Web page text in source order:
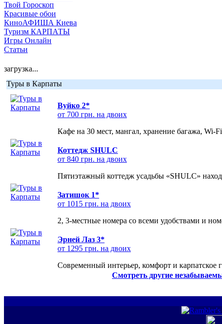
Твой Гороскоп
Красивые обои
КиноАФИША Киева
Туризм КАРПАТЫ
Игры Онлайн
Статьи
загрузка...
Туры в Карпаты
Вуйко 2*
от 700 грн. на двоих
Кафе на 30 мест, мангал, хранение багажа, Wi-
Коттедж SHULC
от 840 грн. на двоих
Пятиэтажный коттедж усадьбы «SHULC»
Затишок 1*
от 1015 грн. на двоих
2, 3-местные номера со всеми удобствами и
Эрней Лаз 3*
от 1295 грн. на двоих
Современный интерьер, комфорт и карпатское
Смотреть другие